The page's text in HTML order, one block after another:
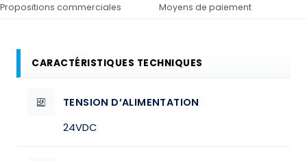
Propositions commerciales Moyens de paiement
CARACTÉRISTIQUES TECHNIQUES
TENSION D’ALIMENTATION
24VDC